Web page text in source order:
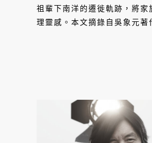
祖輩下南洋的遷徙軌跡，將家
理靈感。本文摘錄自吳象元著